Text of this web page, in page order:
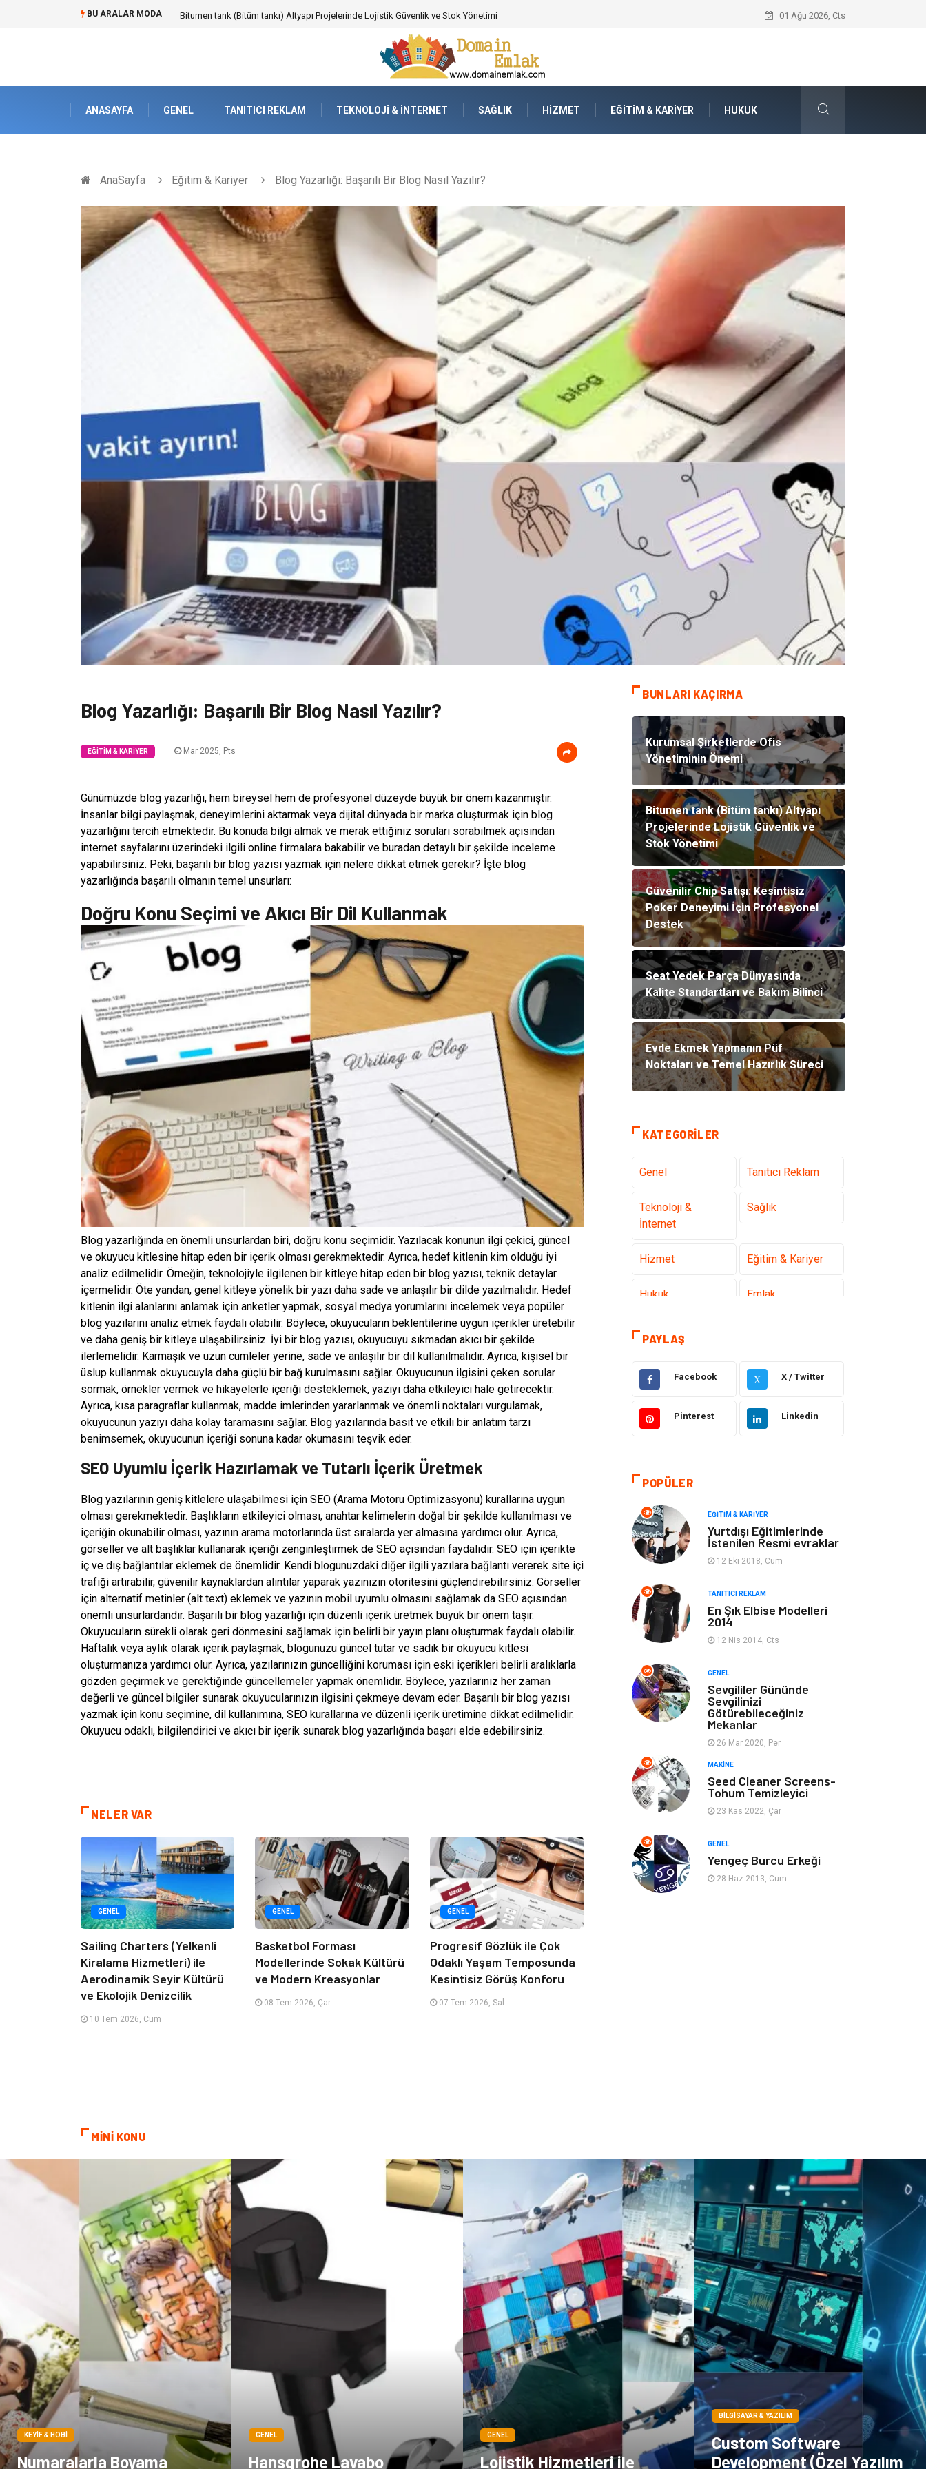
BU ARALAR MODA Güvenilir Chip Satışı: Kesintisiz Poker Deneyimi İçin Profesyonel Destek Seat Yedek Parça Dünyasında Kalite
01 Ağu 2026, Cts
ANASAYFA GENEL TANITICI REKLAM TEKNOLOJI & İNTERNET SAĞLIK HIZMET EĞITIM & KARIYER HUKUK
AnaSayfa Eğitim & Kariyer Blog Yazarlığı: Başarılı Bir Blog Nasıl Yazılır?
Blog Yazarlığı: Başarılı Bir Blog Nasıl Yazılır?
EĞITIM & KARIYER Mar 2025, Pts
Günümüzde blog yazarlığı, hem bireysel hem de profesyonel düzeyde büyük bir önem kazanmıştır.
İnsanlar bilgi paylaşmak, deneyimlerini aktarmak veya dijital dünyada bir marka oluşturmak için blog
yazarlığını tercih etmektedir. Bu konuda bilgi almak ve merak ettiğiniz soruları sorabilmek açısından
internet sayfalarını üzerindeki ilgili online firmalara bakabilir ve buradan detaylı bir şekilde inceleme
yapabilirsiniz. Peki, başarılı bir blog yazısı yazmak için nelere dikkat etmek gerekir? İşte blog
yazarlığında başarılı olmanın temel unsurları:
Doğru Konu Seçimi ve Akıcı Bir Dil Kullanmak
Blog yazarlığında en önemli unsurlardan biri, doğru konu seçimidir. Yazılacak konunun ilgi çekici, güncel
ve okuyucu kitlesine hitap eden bir içerik olması gerekmektedir. Ayrıca, hedef kitlenin kim olduğu iyi
analiz edilmelidir. Örneğin, teknolojiyle ilgilenen bir kitleye hitap eden bir blog yazısı, teknik detaylar
içermelidir. Öte yandan, genel kitleye yönelik bir yazı daha sade ve anlaşılır bir dilde yazılmalıdır. Hedef
kitlenin ilgi alanlarını anlamak için anketler yapmak, sosyal medya yorumlarını incelemek veya popüler
blog yazılarını analiz etmek faydalı olabilir. Böylece, okuyucuların beklentilerine uygun içerikler üretebilir
ve daha geniş bir kitleye ulaşabilirsiniz. İyi bir blog yazısı, okuyucuyu sıkmadan akıcı bir şekilde
ilerlemelidir. Karmaşık ve uzun cümleler yerine, sade ve anlaşılır bir dil kullanılmalıdır. Ayrıca, kişisel bir
üslup kullanmak okuyucuyla daha güçlü bir bağ kurulmasını sağlar. Okuyucunun ilgisini çeken sorular
sormak, örnekler vermek ve hikayelerle içeriği desteklemek, yazıyı daha etkileyici hale getirecektir.
Ayrıca, kısa paragraflar kullanmak, madde imlerinden yararlanmak ve önemli noktaları vurgulamak,
okuyucunun yazıyı daha kolay taramasını sağlar. Blog yazılarında basit ve etkili bir anlatım tarzı
benimsemek, okuyucunun içeriği sonuna kadar okumasını teşvik eder.
SEO Uyumlu İçerik Hazırlamak ve Tutarlı İçerik Üretmek
Blog yazılarının geniş kitlelere ulaşabilmesi için SEO (Arama Motoru Optimizasyonu) kurallarına uygun
olması gerekmektedir. Başlıkların etkileyici olması, anahtar kelimelerin doğal bir şekilde kullanılması ve
içeriğin okunabilir olması, yazının arama motorlarında üst sıralarda yer almasına yardımcı olur. Ayrıca,
görseller ve alt başlıklar kullanarak içeriği zenginleştirmek de SEO açısından faydalıdır. SEO için içerikte
iç ve dış bağlantılar eklemek de önemlidir. Kendi blogunuzdaki diğer ilgili yazılara bağlantı vererek site içi
trafiği artırabilir, güvenilir kaynaklardan alıntılar yaparak yazınızın otoritesini güçlendirebilirsiniz. Görseller
için alternatif metinler (alt text) eklemek ve yazının mobil uyumlu olmasını sağlamak da SEO açısından
önemli unsurlardandır. Başarılı bir blog yazarlığı için düzenli içerik üretmek büyük bir önem taşır.
Okuyucuların sürekli olarak geri dönmesini sağlamak için belirli bir yayın planı oluşturmak faydalı olabilir.
Haftalık veya aylık olarak içerik paylaşmak, blogunuzu güncel tutar ve sadık bir okuyucu kitlesi
oluşturmanıza yardımcı olur. Ayrıca, yazılarınızın güncelliğini koruması için eski içerikleri belirli aralıklarla
gözden geçirmek ve gerektiğinde güncellemeler yapmak önemlidir. Böylece, yazılarınız her zaman
değerli ve güncel bilgiler sunarak okuyucularınızın ilgisini çekmeye devam eder. Başarılı bir blog yazısı
yazmak için konu seçimine, dil kullanımına, SEO kurallarına ve düzenli içerik üretimine dikkat edilmelidir.
Okuyucu odaklı, bilgilendirici ve akıcı bir içerik sunarak blog yazarlığında başarı elde edebilirsiniz.
NELER VAR
GENEL
Sailing Charters (Yelkenli
Kiralama Hizmetleri) ile
Aerodinamik Seyir Kültürü
ve Ekolojik Denizcilik
10 Tem 2026, Cum
GENEL
Basketbol Forması
Modellerinde Sokak Kültürü
ve Modern Kreasyonlar
08 Tem 2026, Çar
GENEL
Progresif Gözlük ile Çok
Odaklı Yaşam Temposunda
Kesintisiz Görüş Konforu
07 Tem 2026, Sal
BUNLARI KAÇIRMA
Kurumsal Şirketlerde Ofis
Yönetiminin Önemi
Bitumen tank (Bitüm tankı) Altyapı
Projelerinde Lojistik Güvenlik ve
Stok Yönetimi
Güvenilir Chip Satışı: Kesintisiz
Poker Deneyimi İçin Profesyonel
Destek
Seat Yedek Parça Dünyasında
Kalite Standartları ve Bakım Bilinci
Evde Ekmek Yapmanın Püf
Noktaları ve Temel Hazırlık Süreci
KATEGORILER
Genel Tanıtıcı Reklam
Teknoloji &
İnternet
Sağlık
Hizmet Eğitim & Kariyer
Hukuk Emlak
Otomotiv
Giyim Keyif & Hobi
Ev Dekorasyon Organizasyon
Finans & Ekonomi Tatil
Anne & Çocuk
Ev İşleri
Gençlik & Eğlence Aksesuar
Spor
Evlilik Rehberi
Astroloji
Kaçırmayın
sağlıklı beslenme Spor Malzemeleri
Bebek Giyim
PAYLAŞ
Facebook X X / Twitter
Pinterest Linkedin
POPÜLER
EĞITIM & KARIYER
Yurtdışı Eğitimlerinde
İstenilen Resmi evraklar
12 Eki 2018, Cum
TANITICI REKLAM
En Şık Elbise Modelleri
2014
12 Nis 2014, Cts
GENEL
Sevgililer Gününde
Sevgilinizi
Götürebileceğiniz
Mekanlar
26 Mar 2020, Per
MAKINE
Seed Cleaner Screens-
Tohum Temizleyici
23 Kas 2022, Çar
GENEL
Yengeç Burcu Erkeği
28 Haz 2013, Cum
MİNİ KONU
KEYIF & HOBI
Numaralarla Boyama
GENEL
Hansgrohe Lavabo
GENEL
Lojistik Hizmetleri ile
BILGISAYAR & YAZILIM
Custom Software
Development (Özel Yazılım